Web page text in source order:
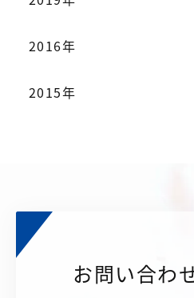
2016年
2015年
お問い合わ